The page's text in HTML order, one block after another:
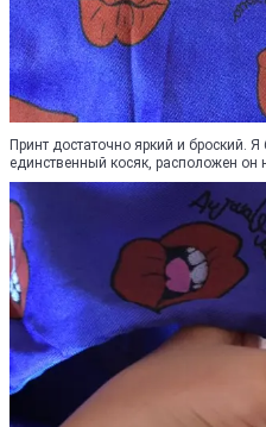
Принт достаточно яркий и броский.
единственный косяк, расположен он